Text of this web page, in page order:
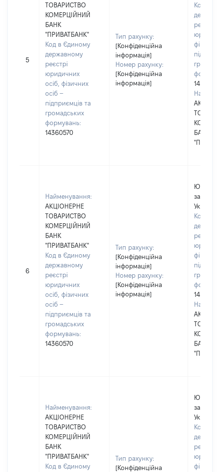
5
ТОВАРИСТВО
КОМЕРЦІЙНИЙ
БАНК
"ПРИВАТБАНК"
Код в Єдиному
державному
реєстрі
юридичних
осіб, фізичних
осіб –
підприємців та
громадських
формувань:
14360570
Тип рахунку:
[Конфіденційна
інформація]
Номер рахунку:
[Конфіденційна
інформація]
Код в
реєстрі
БАНК
6
Найменування:
АКЦІОНЕРНЕ
ТОВАРИСТВО
КОМЕРЦІЙНИЙ
БАНК
"ПРИВАТБАНК"
Код в Єдиному
державному
реєстрі
юридичних
осіб, фізичних
осіб –
підприємців та
громадських
формувань:
14360570
Тип рахунку:
[Конфіденційна
інформація]
Номер рахунку:
[Конфіденційна
інформація]
Україні
Код в
реєстрі
БАНК
Найменування:
АКЦІОНЕРНЕ
ТОВАРИСТВО
КОМЕРЦІЙНИЙ
БАНК
"ПРИВАТБАНК"
Код в Єдиному
Тип рахунку:
[Конфіденційна
Україні
Код в
реєстрі